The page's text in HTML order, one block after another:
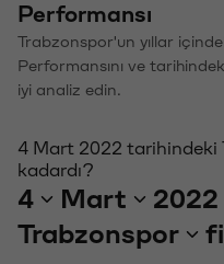
Performansı
Trabzonspor'un yıllar
Performansını ve
iyi analiz edin.
4 Mart 2022 tarihindeki
kadardı?
4 Mart 2022
Trabzonspor